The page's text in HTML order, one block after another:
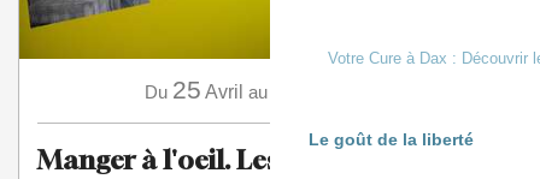
Votre Cure à Dax : Découvrir
Le goût de la liberté
Du 25 Avril au
Manger à l'oeil. Les Français à table